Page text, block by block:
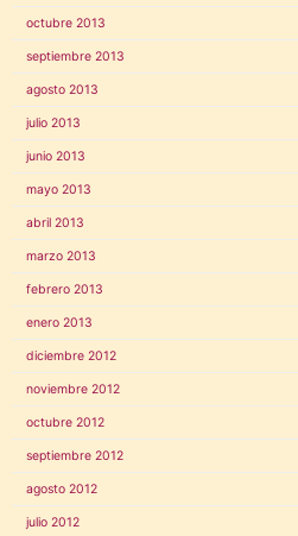
octubre 2013
septiembre 2013
agosto 2013
julio 2013
junio 2013
mayo 2013
abril 2013
marzo 2013
febrero 2013
enero 2013
diciembre 2012
noviembre 2012
octubre 2012
septiembre 2012
agosto 2012
julio 2012